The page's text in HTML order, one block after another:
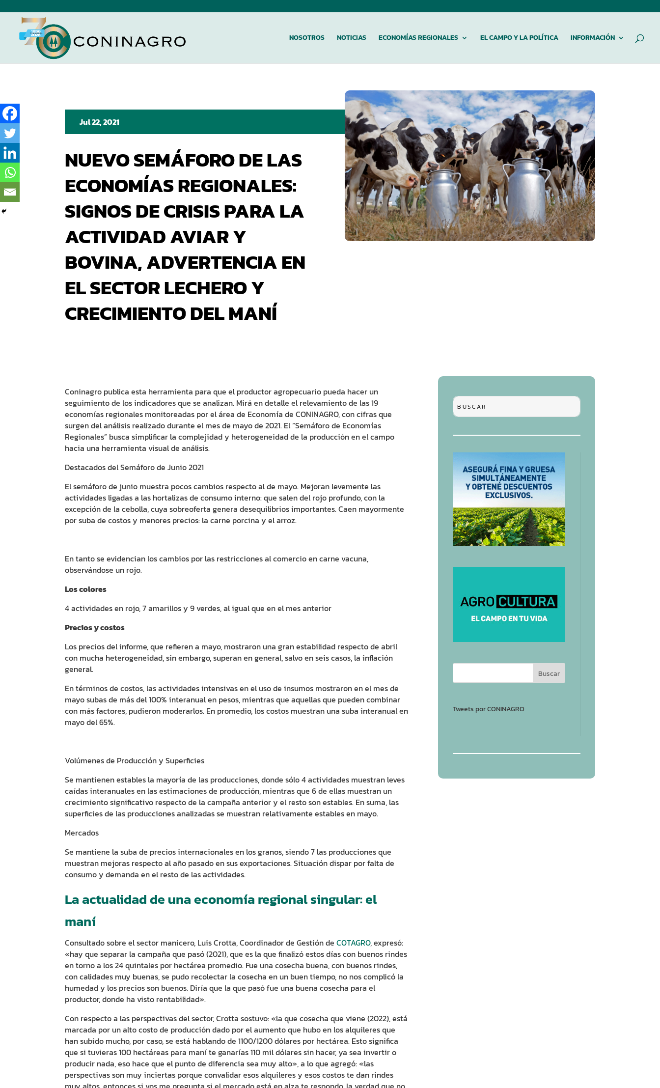
NOSOTROS NOTICIAS ECONOMÍAS REGIONALES EL CAMPO Y LA POLÍTICA INFORMACIÓN
Jul 22, 2021
NUEVO SEMÁFORO DE LAS
ECONOMÍAS REGIONALES:
SIGNOS DE CRISIS PARA LA
ACTIVIDAD AVIAR Y
BOVINA, ADVERTENCIA EN
EL SECTOR LECHERO Y
CRECIMIENTO DEL MANÍ
Coninagro publica esta herramienta para que el productor agropecuario pueda hacer un
seguimiento de los indicadores que se analizan. Mirá en detalle el relevamiento de las 19
economías regionales monitoreadas por el área de Economía de CONINAGRO, con cifras que
surgen del análisis realizado durante el mes de mayo de 2021. El “Semáforo de Economías
Regionales” busca simplificar la complejidad y heterogeneidad de la producción en el campo
hacia una herramienta visual de análisis.
Destacados del Semáforo de Junio 2021
El semáforo de junio muestra pocos cambios respecto al de mayo. Mejoran levemente las
actividades ligadas a las hortalizas de consumo interno: que salen del rojo profundo, con la
excepción de la cebolla, cuya sobreoferta genera desequilibrios importantes. Caen mayormente
por suba de costos y menores precios: la carne porcina y el arroz.
En tanto se evidencian los cambios por las restricciones al comercio en carne vacuna,
observándose un rojo.
Los colores
4 actividades en rojo, 7 amarillos y 9 verdes, al igual que en el mes anterior
Precios y costos
Los precios del informe, que refieren a mayo, mostraron una gran estabilidad respecto de abril
con mucha heterogeneidad, sin embargo, superan en general, salvo en seis casos, la inflación
general.
En términos de costos, las actividades intensivas en el uso de insumos mostraron en el mes de
mayo subas de más del 100% interanual en pesos, mientras que aquellas que pueden combinar
con más factores, pudieron moderarlos. En promedio, los costos muestran una suba interanual en
mayo del 65%.
Volúmenes de Producción y Superficies
Se mantienen estables la mayoría de las producciones, donde sólo 4 actividades muestran leves
caídas interanuales en las estimaciones de producción, mientras que 6 de ellas muestran un
crecimiento significativo respecto de la campaña anterior y el resto son estables. En suma, las
superficies de las producciones analizadas se muestran relativamente estables en mayo.
Mercados
Se mantiene la suba de precios internacionales en los granos, siendo 7 las producciones que
muestran mejoras respecto al año pasado en sus exportaciones. Situación dispar por falta de
consumo y demanda en el resto de las actividades.
La actualidad de una economía regional singular: el
maní
Consultado sobre el sector manicero, Luis Crotta, Coordinador de Gestión de COTAGRO, expresó:
«hay que separar la campaña que pasó (2021), que es la que finalizó estos días con buenos rindes
en torno a los 24 quintales por hectárea promedio. Fue una cosecha buena, con buenos rindes,
con calidades muy buenas, se pudo recolectar la cosecha en un buen tiempo, no nos complicó la
humedad y los precios son buenos. Diría que la que pasó fue una buena cosecha para el
productor, donde ha visto rentabilidad».
Con respecto a las perspectivas del sector, Crotta sostuvo: «la que cosecha que viene (2022), está
marcada por un alto costo de producción dado por el aumento que hubo en los alquileres que
han subido mucho, por caso, se está hablando de 1100/1200 dólares por hectárea. Esto significa
que si tuvieras 100 hectáreas para maní te ganarías 110 mil dólares sin hacer, ya sea invertir o
producir nada, eso hace que el punto de diferencia sea muy alto», a lo que agregó: «las
perspectivas son muy inciertas porque convalidar esos alquileres y esos costos te dan rindes
Tweets por CONINAGRO